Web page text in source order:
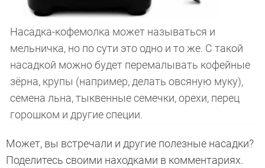
Насадка-кофемолка может называться и
мельничка, но по сути это одно и то же. С такой
насадкой можно будет перемалывать кофейные
зёрна, крупы (например, делать овсяную муку),
семена льна, тыквенные семечки, орехи, перец
горошком и другие специи.
Может, вы встречали и другие полезные насадки?
Поделитесь своими находками в комментариях.